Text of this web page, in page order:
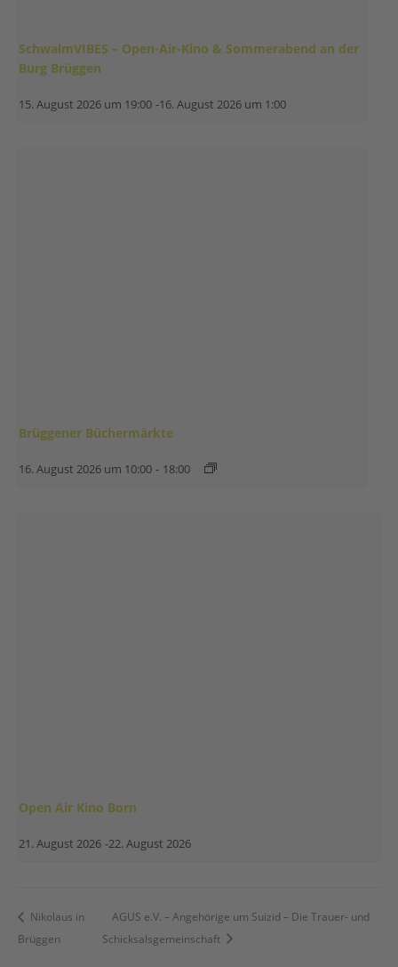
SchwalmVIBES – Open-Air-Kino & Sommerabend an der
Burg Brüggen
15. August 2026 um 19:00 -16. August 2026 um 1:00
Brüggener Büchermärkte
16. August 2026 um 10:00 - 18:00
Open Air Kino Born
21. August 2026 -22. August 2026
Nikolaus in
Brüggen
AGUS e.V. – Angehörige um Suizid – Die Trauer- und
Schicksalsgemeinschaft